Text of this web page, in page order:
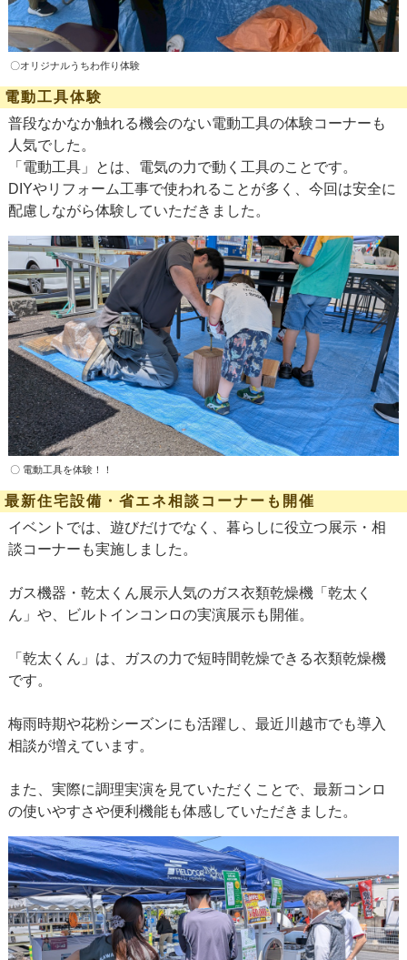
〇オリジナルうちわ作り体験
電動工具体験
普段なかなか触れる機会のない電動工具の体験コーナーも
人気でした。
「電動工具」とは、電気の力で動く工具のことです。
DIYやリフォーム工事で使われることが多く、今回は安全に
配慮しながら体験していただきました。
〇 電動工具を体験！！
最新住宅設備・省エネ相談コーナーも開催
イベントでは、遊びだけでなく、暮らしに役立つ展示・相
談コーナーも実施しました。
ガス機器・乾太くん展示人気のガス衣類乾燥機「乾太く
ん」や、ビルトインコンロの実演展示も開催。
「乾太くん」は、ガスの力で短時間乾燥できる衣類乾燥機
です。
梅雨時期や花粉シーズンにも活躍し、最近川越市でも導入
相談が増えています。
また、実際に調理実演を見ていただくことで、最新コンロ
の使いやすさや便利機能も体感していただきました。